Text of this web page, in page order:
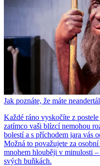
Jak poznáte, že máte
Každé ráno vyskočíte z
zatímco vaši blízcí nemohou
bolestí a s příchodem jara vás
Možná to považujete za
mnohem hlouběji v minulosti
svých buňkách.